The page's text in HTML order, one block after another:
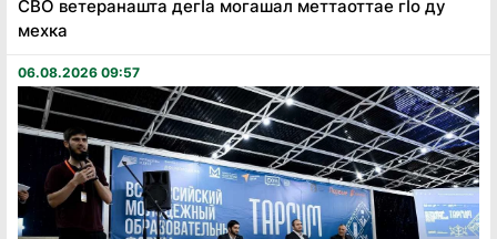
СВО ветеранашта дегӏа могашал меттаоттае гӏо ду
мехка
06.08.2026 09:57